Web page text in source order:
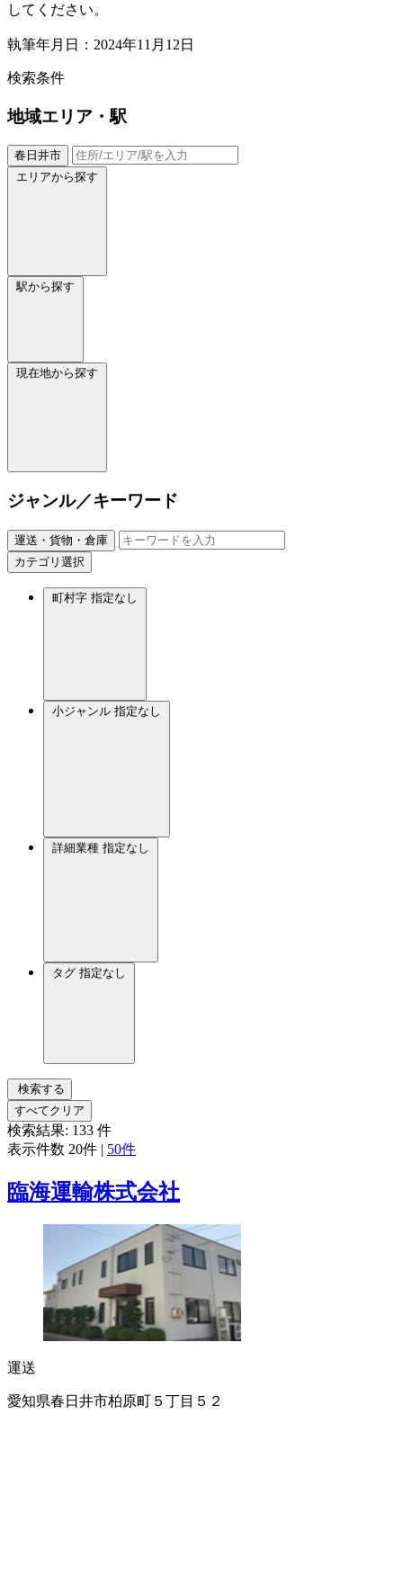
してください。
執筆年月日：2024年11月12日
検索条件
地域エリア・駅
春日井市
エリアから探す
駅から探す
現在地から探す
ジャンル／キーワード
運送・貨物・倉庫
カテゴリ選択
町村字 指定なし
小ジャンル 指定なし
詳細業種 指定なし
タグ 指定なし
検索する
すべてクリア
検索結果: 133 件
表示件数 20件 | 50件
臨海運輸株式会社
運送
愛知県春日井市柏原町５丁目５２